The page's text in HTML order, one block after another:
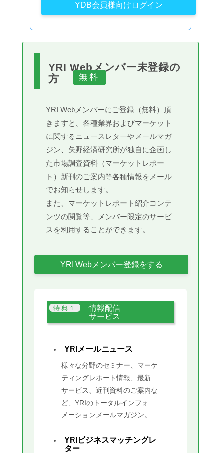
YDB会員様向けログイン
YRI Webメンバー未登録の
方
YRI Webメンバーにご登録（無料）頂
きますと、各種業界およびマーケット
に関するニュースレターやメールマガ
ジン、矢野経済研究所が独自に企画し
た市場調査資料（マーケットレポー
ト）新刊のご案内等各種情報をメール
でお知らせします。
また、マーケットレポート紹介コンテ
ンツの閲覧等、メンバー限定のサービ
スを利用することができます。
YRI Webメンバー登録をする
情報配信
サービス
YRIメールニュース
様々な分野のセミナー、マーケ
ティングレポート情報、最新
サービス、近刊資料のご案内な
ど、YRIのトータルインフォ
メーションメールマガジン。
YRIビジネスマッチングレ
ター